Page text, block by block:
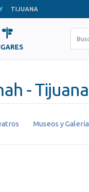
TIJUANA
- Tijuana
Museos y